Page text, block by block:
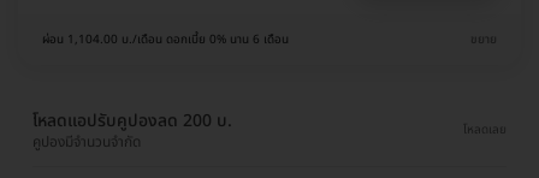
ผ่อน 1,104.00 บ./เดือน ดอกเบี้ย 0% นาน 6 เดือน ขยาย
โหลดแอปรับคูปองลด 200 บ.
คูปองมีจำนวนจำกัด
โหลดเลย